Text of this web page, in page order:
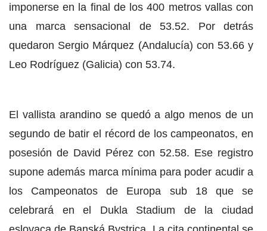
imponerse en la final de los 400 metros vallas con
una marca sensacional de 53.52. Por detrás
quedaron Sergio Márquez (Andalucía) con 53.66 y
Leo Rodríguez (Galicia) con 53.74.
El vallista arandino se quedó a algo menos de un
segundo de batir el récord de los campeonatos, en
posesión de David Pérez con 52.58. Ese registro
supone además marca mínima para poder acudir a
los Campeonatos de Europa sub 18 que se
celebrará en el Dukla Stadium de la ciudad